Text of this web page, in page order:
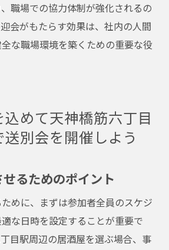
職場での協力体制が強化されるの
会がもたらす効果は、社内の人間
な職場環境を築くための重要な役
めて天神橋筋六丁目
別会を開催しよう
るためのポイント
めに、まずは参加者全員のスケジ
な日時を設定することが重要で
目駅周辺の居酒屋を選ぶ場合、事